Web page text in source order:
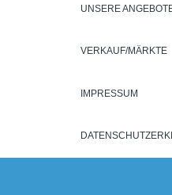
UNSERE
VERKAUF/MÄRKTE
IMPRESSUM